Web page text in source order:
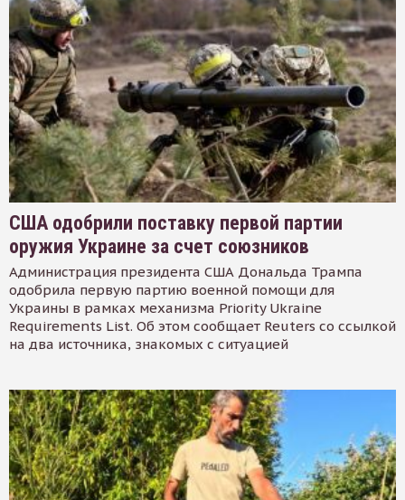
США одобрили поставку первой партии
оружия Украине за счет союзников
Администрация президента США Дональда Трампа
одобрила первую партию военной помощи для
Украины в рамках механизма Priority Ukraine
Requirements List. Об этом сообщает Reuters со ссылкой
на два источника, знакомых с ситуацией